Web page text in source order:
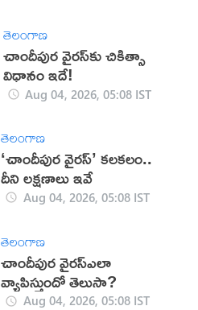
తెలంగాణ
చాందీపుర వైరస్‌కు చికిత్సా
విధానం ఇదే!
Aug 04, 2026, 05:08 IST
తెలంగాణ
‘చాందీపుర వైరస్’ కలకలం..
దీని ల‌క్ష‌ణాలు ఇవే
Aug 04, 2026, 05:08 IST
తెలంగాణ
చాందీపుర వైరస్ఎలా
వ్యాపిస్తుందో తెలుసా?
Aug 04, 2026, 05:08 IST